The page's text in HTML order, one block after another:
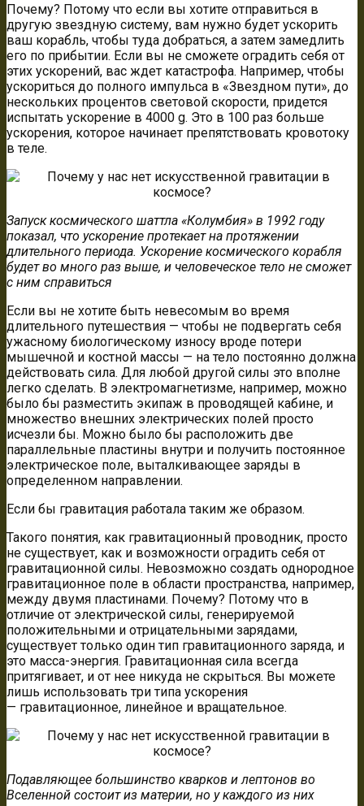
Почему? Потому что если вы хотите отправиться в
другую звездную систему, вам нужно будет ускорить
ваш корабль, чтобы туда добраться, а затем замедлить
его по прибытии. Если вы не сможете оградить себя от
этих ускорений, вас ждет катастрофа. Например, чтобы
ускориться до полного импульса в «Звездном пути», до
нескольких процентов световой скорости, придется
испытать ускорение в 4000 g. Это в 100 раз больше
ускорения, которое начинает препятствовать кровотоку
в теле.
Запуск космического шаттла «Колумбия» в 1992 году
показал, что ускорение протекает на протяжении
длительного периода. Ускорение космического корабля
будет во много раз выше, и человеческое тело не сможет
с ним справиться
Если вы не хотите быть невесомым во время
длительного путешествия — чтобы не подвергать себя
ужасному биологическому износу вроде потери
мышечной и костной массы — на тело постоянно должна
действовать сила. Для любой другой силы это вполне
легко сделать. В электромагнетизме, например, можно
было бы разместить экипаж в проводящей кабине, и
множество внешних электрических полей просто
исчезли бы. Можно было бы расположить две
параллельные пластины внутри и получить постоянное
электрическое поле, выталкивающее заряды в
определенном направлении.
Если бы гравитация работала таким же образом.
Такого понятия, как гравитационный проводник, просто
не существует, как и возможности оградить себя от
гравитационной силы. Невозможно создать однородное
гравитационное поле в области пространства, например,
между двумя пластинами. Почему? Потому что в
отличие от электрической силы, генерируемой
положительными и отрицательными зарядами,
существует только один тип гравитационного заряда, и
это масса-энергия. Гравитационная сила всегда
притягивает, и от нее никуда не скрыться. Вы можете
лишь использовать три типа ускорения
— гравитационное, линейное и вращательное.
Подавляющее большинство кварков и лептонов во
Вселенной состоит из материи, но у каждого из них